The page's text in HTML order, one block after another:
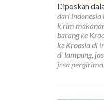
Diposkan
dari indonesia
kirim
barang ke
ke Kroasia di
di lampung,
jasa